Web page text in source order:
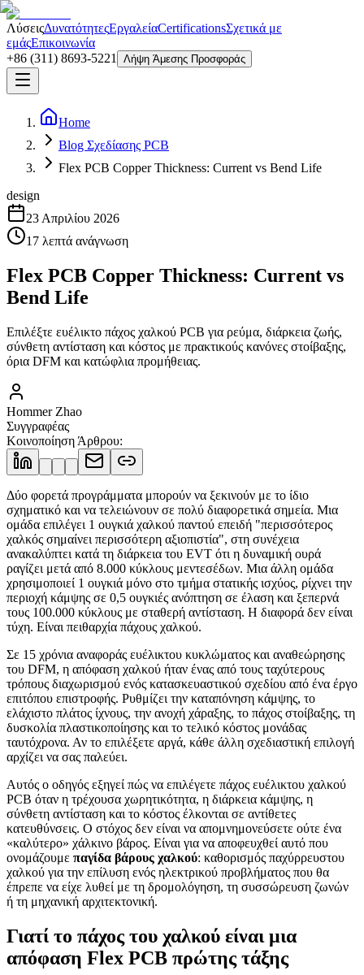
ΛύσειςΔυνατότητεςΕργαλείαCertificationsΣχετικά με
εμάςΕπικοινωνία
+86 (311) 8693-5221
Λήψη Άμεσης Προσφοράς
Home
Blog Σχεδίασης PCB
Flex PCB Copper Thickness: Current vs Bend Life
design
23 Απριλίου 2026
17 λεπτά ανάγνωση
Flex PCB Copper Thickness: Current vs
Bend Life
Επιλέξτε ευέλικτο πάχος χαλκού PCB για ρεύμα, διάρκεια ζωής,
σύνθετη αντίσταση και κόστος με πρακτικούς κανόνες στοίβαξης,
όρια DFM και κατώφλια προμήθειας.
Hommer Zhao
Συγγραφέας
Κοινοποίηση Άρθρου:
Δύο φορετά προγράμματα μπορούν να ξεκινούν με το ίδιο
σχηματικό και να τελειώνουν σε πολύ διαφορετικά σημεία. Μια
ομάδα επιλέγει 1 ουγκιά χαλκού παντού επειδή "περισσότερος
χαλκός σημαίνει περισσότερη αξιοπιστία", στη συνέχεια
ανακαλύπτει κατά τη διάρκεια του EVT ότι η δυναμική ουρά
ραγίζει μετά από 8.000 κύκλους μεντεσέδων. Μια άλλη ομάδα
χρησιμοποιεί 1 ουγκιά μόνο στο τμήμα στατικής ισχύος, ρίχνει την
περιοχή κάμψης σε 0,5 ουγκιές ανόπτηση σε έλαση και ξεπερνά
τους 100.000 κύκλους με σταθερή αντίσταση. Η διαφορά δεν είναι
τύχη. Είναι πειθαρχία πάχους χαλκού.
Σε 15 χρόνια αναφοράς ευέλικτου κυκλώματος και αναθεώρησης
του DFM, η απόφαση χαλκού ήταν ένας από τους ταχύτερους
τρόπους διαχωρισμού ενός κατασκευαστικού σχεδίου από ένα έργο
επιτόπου επιστροφής. Ρυθμίζει την καταπόνηση κάμψης, το
ελάχιστο πλάτος ίχνους, την ανοχή χάραξης, το πάχος στοίβαξης, τη
δυσκολία πλαστικοποίησης και το τελικό κόστος μονάδας
ταυτόχρονα. Αν το επιλέξετε αργά, κάθε άλλη σχεδιαστική επιλογή
αρχίζει να σας παλεύει.
Αυτός ο οδηγός εξηγεί πώς να επιλέγετε πάχος ευέλικτου χαλκού
PCB όταν η τρέχουσα χωρητικότητα, η διάρκεια κάμψης, η
σύνθετη αντίσταση και το κόστος έλκονται σε αντίθετες
κατευθύνσεις. Ο στόχος δεν είναι να απομνημονεύσετε ούτε ένα
«καλύτερο» χάλκινο βάρος. Είναι για να αποφευχθεί αυτό που
ονομάζουμε παγίδα βάρους χαλκού: καθορισμός παχύρρευστου
χαλκού για την επίλυση ενός ηλεκτρικού προβλήματος που θα
έπρεπε να είχε λυθεί με τη δρομολόγηση, τη συσσώρευση ζωνών
ή τη μηχανική αρχιτεκτονική.
Γιατί το πάχος του χαλκού είναι μια
απόφαση Flex PCB πρώτης τάξης